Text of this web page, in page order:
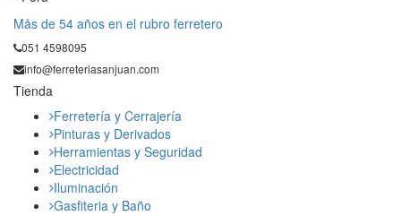
Mås de 54 años en el rubro ferretero
051 4598095
info@ferreteriasanjuan.com
Tienda
Ferretería y Cerrajería
Pinturas y Derivados
Herramientas y Seguridad
Electricidad
Iluminación
Gasfiteria y Baño